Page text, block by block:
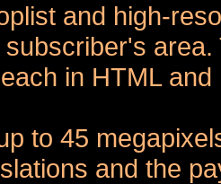
and high-
in HTML
to 45
and the